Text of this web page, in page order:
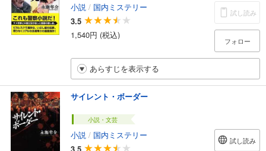
小説 / 国内ミステリー
3.5
1,540円 (税込)
試し読み
フォロー
あらすじを表示する
サイレント・ボーダー
小説・文芸
小説 / 国内ミステリー
3.5
試し読み